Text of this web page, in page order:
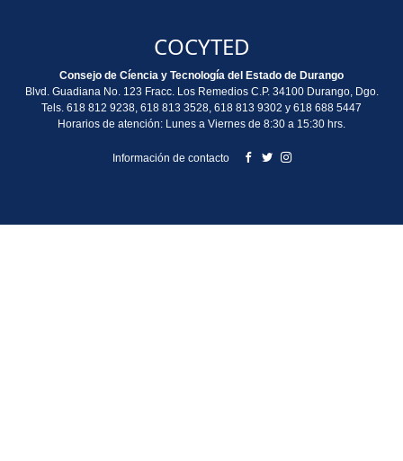
COCYTED
Consejo de Cíencia y Tecnología del Estado de Durango
Blvd. Guadiana No. 123 Fracc. Los Remedios C.P. 34100 Durango, Dgo.
Tels. 618 812 9238, 618 813 3528, 618 813 9302 y 618 688 5447
Horarios de atención: Lunes a Viernes de 8:30 a 15:30 hrs.
Información de contacto